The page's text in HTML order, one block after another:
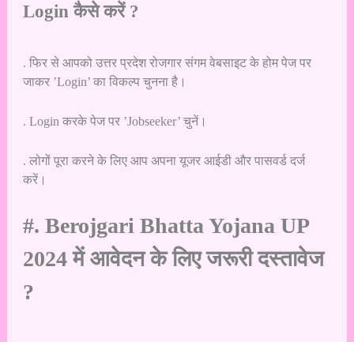
Login कैसे करें ?
. फिर से आपको उत्तर प्रदेश रोजगार संगम वेबसाइट के होम पेज पर
जाकर ’Login’ का विकल्प चुनना है।
. Login करके पेज पर ’Jobseeker’ चुनें।
. लोगों पूरा करने के लिए आप अपना यूजर आईडी और पासवर्ड दर्ज
करें।
#. Berojgari Bhatta Yojana UP
2024 में आवेदन के लिए जरूरी दस्तावेज
?